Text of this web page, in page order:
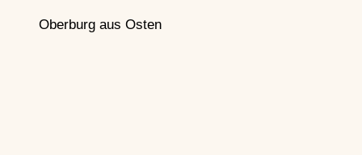
Oberburg aus Osten